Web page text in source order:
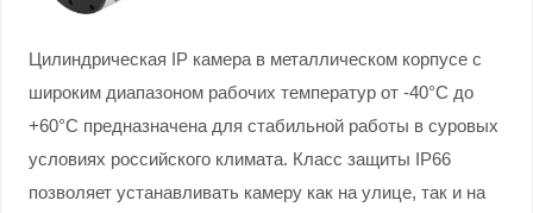
Цилиндрическая IP камера в металлическом корпусе с
широким диапазоном рабочих температур от -40°С до
+60°С предназначена для стабильной работы в суровых
условиях российского климата. Класс защиты IP66
позволяет устанавливать камеру как на улице, так и на